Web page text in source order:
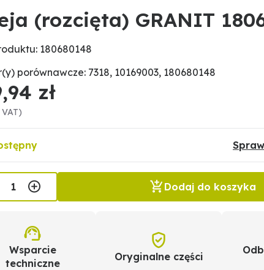
(rozcięta) GRANIT
180680148
porównawcze: 7318, 10169003, 180680148
zł
Dodaj do koszyka
Wsparcie
techniczne
Oryginalne części